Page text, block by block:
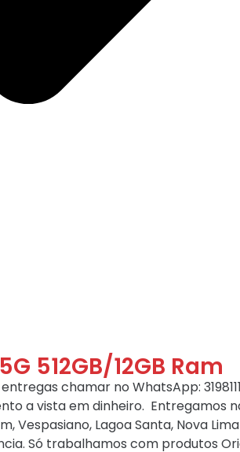
512GB/12GB Ram
chamar no WhatsApp:
a vista em dinheiro. Entregamos
Vespasiano, Lagoa Santa, Nova
Só trabalhamos com produtos